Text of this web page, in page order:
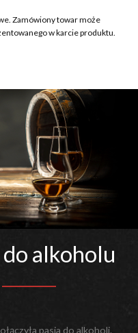
Zamówiony towar może
w karcie produktu.
do alkoholu
pasja do alkoholi.